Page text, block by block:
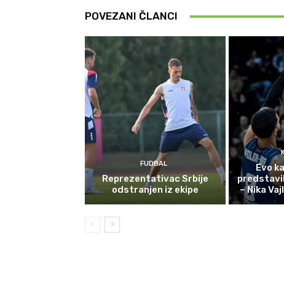
POVEZANI ČLANCI
FUDBAL
Reprezentativac Srbije
odstranjen iz ekipe
Evo
– Nika